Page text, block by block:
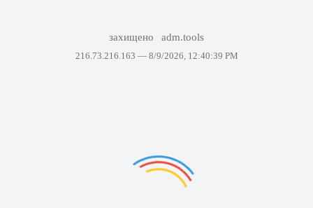
захищено adm.tools
216.73.216.163 — 8/9/2026, 12:40:39 PM